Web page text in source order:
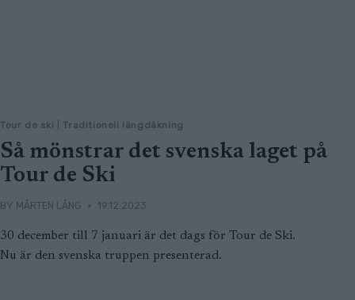
Tour de ski Traditionell längdåkning
Så mönstrar det svenska laget på
Tour de Ski
BY MÅRTEN LÅNG 19.12.2023
30 december till 7 januari är det dags för Tour de Ski.
Nu är den svenska truppen presenterad.